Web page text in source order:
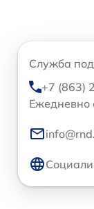
Служба
+7 (863)
Ежедневно